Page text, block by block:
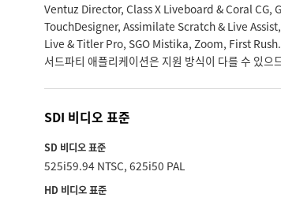
Ventuz Director, Class X Liveboard & Coral
TouchDesigner, Assimilate Scratch & Live
Live & Titler Pro, SGO Mistika, Zoom, First Rush.
서드파티 애플리케이션은 지원 방식이 다를 수 있
SDI 비디오 표준
SD 비디오 표준
525i59.94 NTSC, 625i50 PAL
HD 비디오 표준